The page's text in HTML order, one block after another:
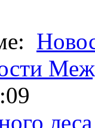
леса